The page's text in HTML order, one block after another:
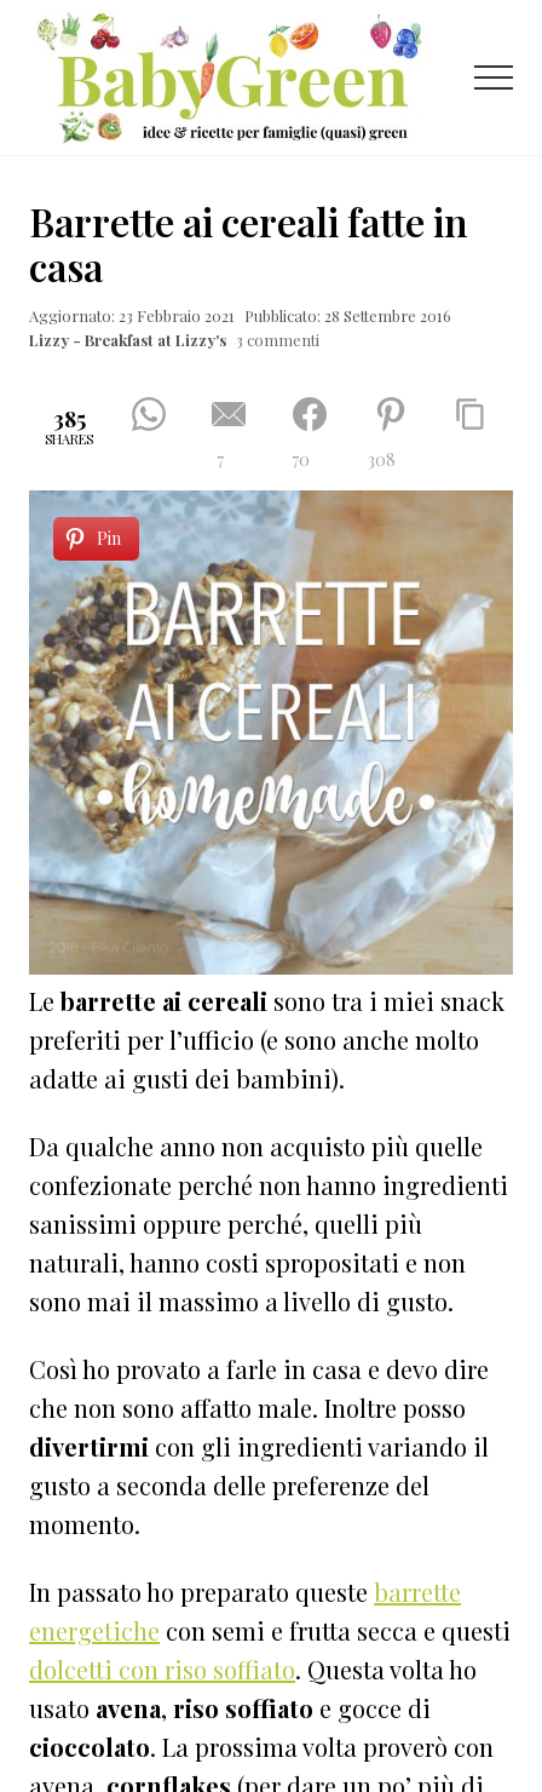
Menu
Passa
contenuto
principale
Passa
laterale
primaria
Passa
ricette
per
famiglie
Menu
Barrette ai cereali fatte in
casa
Aggiornato: 23 Febbraio 2021
Pubblicato: 28 Settembre 2016
Lizzy - Breakfast at Lizzy's 3 commenti
385
SHARES
7 70 308
Pin
Lebarrette ai cereali sono tra i miei snack
preferiti per l’ufficio (e sono anche molto
adatte ai gusti dei bambini).
Da qualche anno non acquisto più quelle
confezionate perché non hanno ingredienti
sanissimi oppure perché, quelli più
naturali, hanno costi spropositati e non
sono mai il massimo a livello di gusto.
Così ho provato a farle in casa e devo dire
che non sono affatto male. Inoltre posso
divertirmi con gli ingredienti variando il
gusto a seconda delle preferenze del
momento.
In passato ho preparato queste barrette
energetiche con semi e frutta secca e questi
dolcetti con riso soffiato. Questa volta ho
usato avena, riso soffiato e gocce di
cioccolato. La prossima volta proverò con